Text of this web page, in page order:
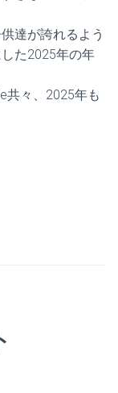
達が誇れるよう
た2025年の年
共々、2025年も